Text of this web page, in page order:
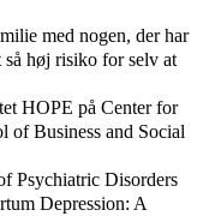
med nogen, der har
høj risiko for selv at
HOPE på Center for
of Business and Social
Psychiatric Disorders
Depression: A